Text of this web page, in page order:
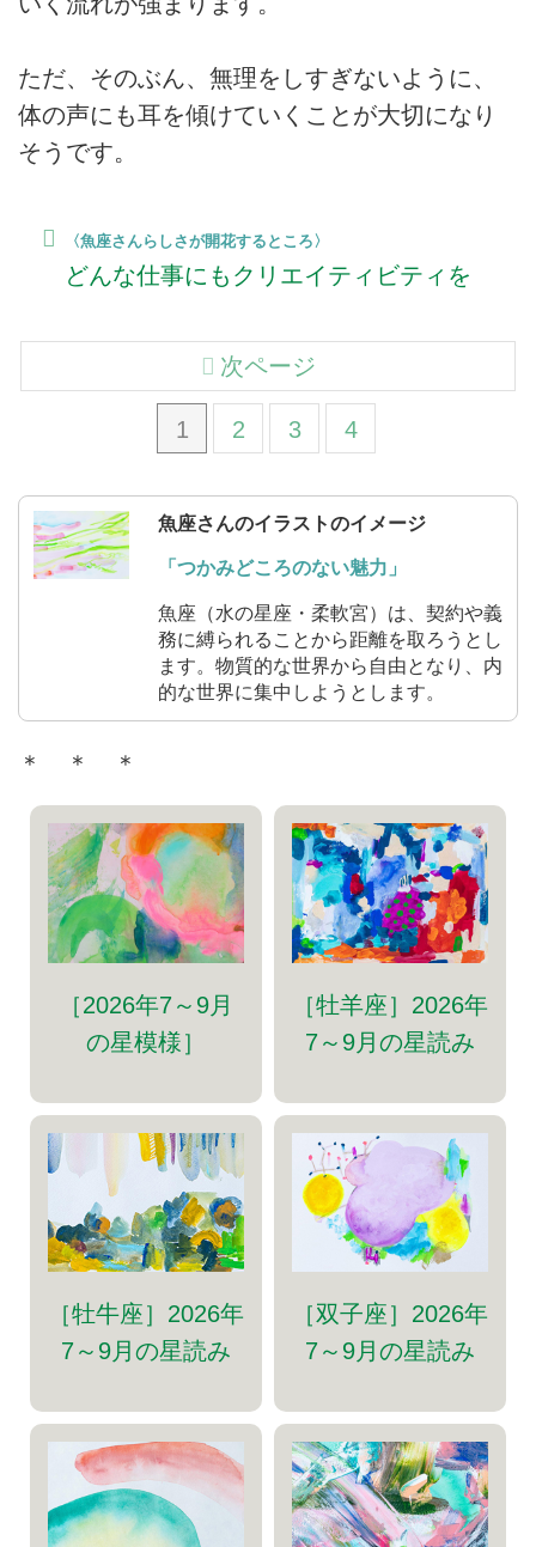
ただ、そのぶん、無理をしすぎないように、
体の声にも耳を傾けていくことが大切になり
そうです。
〈魚座さんらしさが開花するところ〉
どんな仕事にもクリエイティビティを
1 2 3 4
次ページ
魚座さんのイラストのイメージ
「つかみどころのない魅力」
魚座（水の星座・柔軟宮）は、契約や義
務に縛られることから距離を取ろうとし
ます。物質的な世界から自由となり、内
的な世界に集中しようとします。
＊ ＊ ＊
［2026年7～9月
の星模様］
［牡羊座］2026年
7～9月の星読み
［牡牛座］2026年
7～9月の星読み
［双子座］2026年
7～9月の星読み